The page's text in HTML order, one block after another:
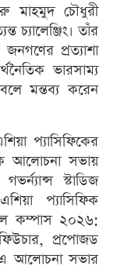
মাহমুদ চৌধুরী
চ্যালেঞ্জিং। তাঁর
প্রত্যাশা
ভারসাম্য
মন্তব্য করেন
প্যাসিফিকের
আলোচনা সভায়
স্টাডিজ
প্যাসিফিক
কম্পাস ২০২৬:
ফিউচার, প্রপোজড
এ আলোচনা সভার